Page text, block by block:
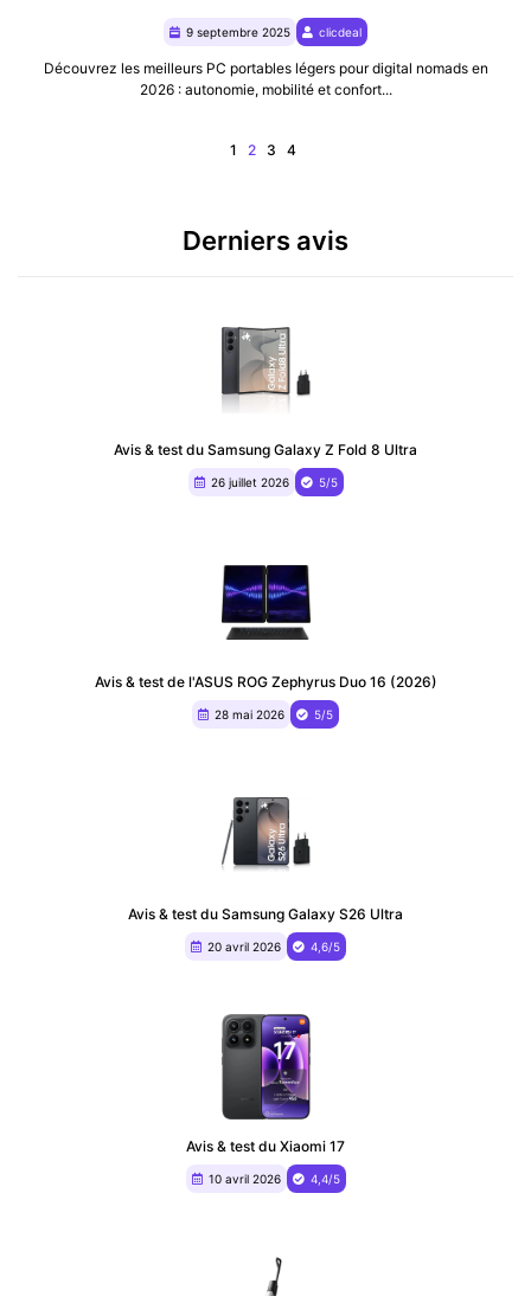
9 septembre 2025 clicdeal
Découvrez les meilleurs PC portables légers pour digital nomads en
2026 : autonomie, mobilité et confort...
1 2 3 4
Derniers avis
Avis & test du Samsung Galaxy Z Fold 8 Ultra
26 juillet 2026 5/5
Avis & test de l'ASUS ROG Zephyrus Duo 16 (2026)
28 mai 2026 5/5
Avis & test du Samsung Galaxy S26 Ultra
20 avril 2026 4,6/5
Avis & test du Xiaomi 17
10 avril 2026 4,4/5